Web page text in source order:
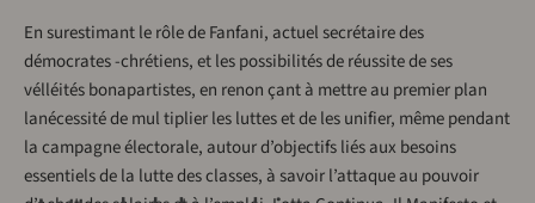
En surestimant le rôle de Fanfani, actuel secrétaire des
démocrates -chrétiens, et les possibilités de réussite de ses
vélléités bonapartistes, en renon­ çant à mettre au premier plan
lanécessité de mul­ tiplier les luttes et de les unifier, même pendant
la campagne électorale, autour d’objectifs liés aux besoins
essentiels de la lutte des classes, à savoir l’attaque au pouvoir